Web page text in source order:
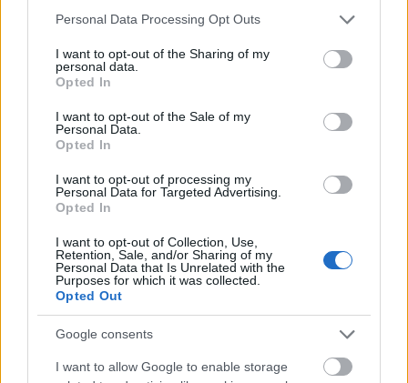
Please note that this website/app uses one or more Google
not limited to your visit or usage behaviour. You may click to
grant or deny consent to Google and its third-party tags to
use your data for below specified purposes in below Google
consent section.
Personal Data Processing Opt Outs
I want to opt-out of the Sharing of my
personal data.
Opted In
I want to opt-out of the Sale of my
Personal Data.
Opted In
I want to opt-out of processing my
Personal Data for Targeted Advertising.
Opted In
I want to opt-out of Collection, Use,
Retention, Sale, and/or Sharing of my
Personal Data that Is Unrelated with the
Purposes for which it was collected.
Opted Out
Google consents
I want to allow Google to enable storage
Joel Robuchon: saját videóinterjú a
világevő•2012. február 13.
Ahogy korábban is írtam, a menüről is beszámolva,
sikerült végre bejutnom Joel Robuchonhoz, a világ
egyik legkomolyabb séfjéhez. Ezzel egy újabb pipa
kerül a gasztrobakancslistámra, a fantasztikus
élményről nem is beszélve. De ami még nagyobb
öröm volt, az egyébként - már csak…